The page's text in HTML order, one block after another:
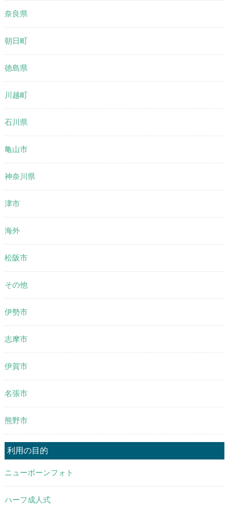
奈良県
朝日町
徳島県
川越町
石川県
亀山市
神奈川県
津市
海外
松阪市
その他
伊勢市
志摩市
伊賀市
名張市
熊野市
利用の目的
ニューボーンフォト
ハーフ成人式